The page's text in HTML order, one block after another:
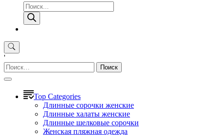
Поиск
товаров
'
Найти:
Top Categories
Длинные сорочки женские
Длинные халаты женские
Длинные шелковые сорочки
Женская пляжная одежда